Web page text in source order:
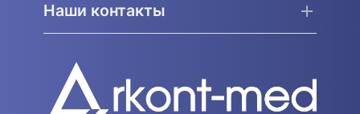
Наши контакты